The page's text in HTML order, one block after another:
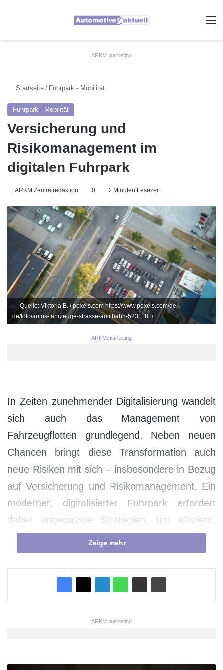
ARKM.marketing
Startseite / Fuhrpark - Mobilität
Fuhrpark - Mobilität
Versicherung und
Risikomanagement im
digitalen Fuhrpark
ARKM Zentralredaktion 0 2 Minuten Lesezeit
Quelle: Viktoria B. / pexels.com https://www.pexels.com/de-
de/foto/autos-fahrzeuge-strasse-autobahn-5231181/
ARKM.marketing
In Zeiten zunehmender Digitalisierung wandelt
sich auch das Management von
Fahrzeugflotten grundlegend. Neben neuen
Chancen bringt diese Transformation auch
neue Risiken mit sich – insbesondere in Bezug
auf Versicherung und Risikomanagement. Ein
moderner, digitalisierter Fuhrpark erfordert
daher angepasste Strategien, um effizient,
sicher und rechtskonform betrieben zu
werden.
Digitalisierung verändert den
Telematiksysteme, GPS-Ortung,
Zeige mehr
ARKM.marketing